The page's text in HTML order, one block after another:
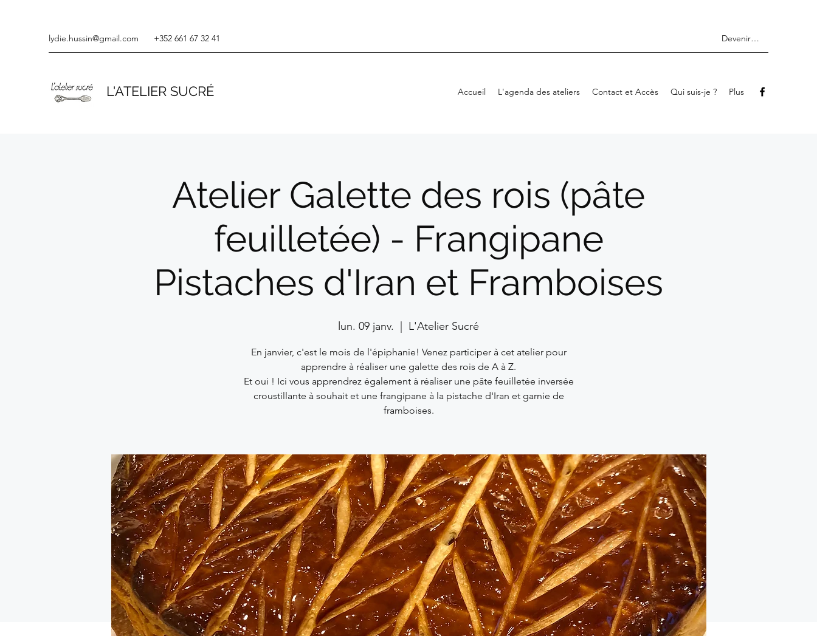
lydie.hussin@gmail.com +352 661 67 32 41 Devenir membre
L'ATELIER SUCRÉ Accueil L'agenda des ateliers Contact et Accès Qui suis-je ? Plus
Atelier Galette des rois (pâte
feuilletée) - Frangipane
Pistaches d'Iran et Framboises
lun. 09 janv. L'Atelier Sucré
En janvier, c'est le mois de l'épiphanie! Venez participer à cet atelier pour
apprendre à réaliser une galette des rois de A à Z.
Et oui ! Ici vous apprendrez également à réaliser une pâte feuilletée inversée
croustillante à souhait et une frangipane à la pistache d'Iran et garnie de
framboises.